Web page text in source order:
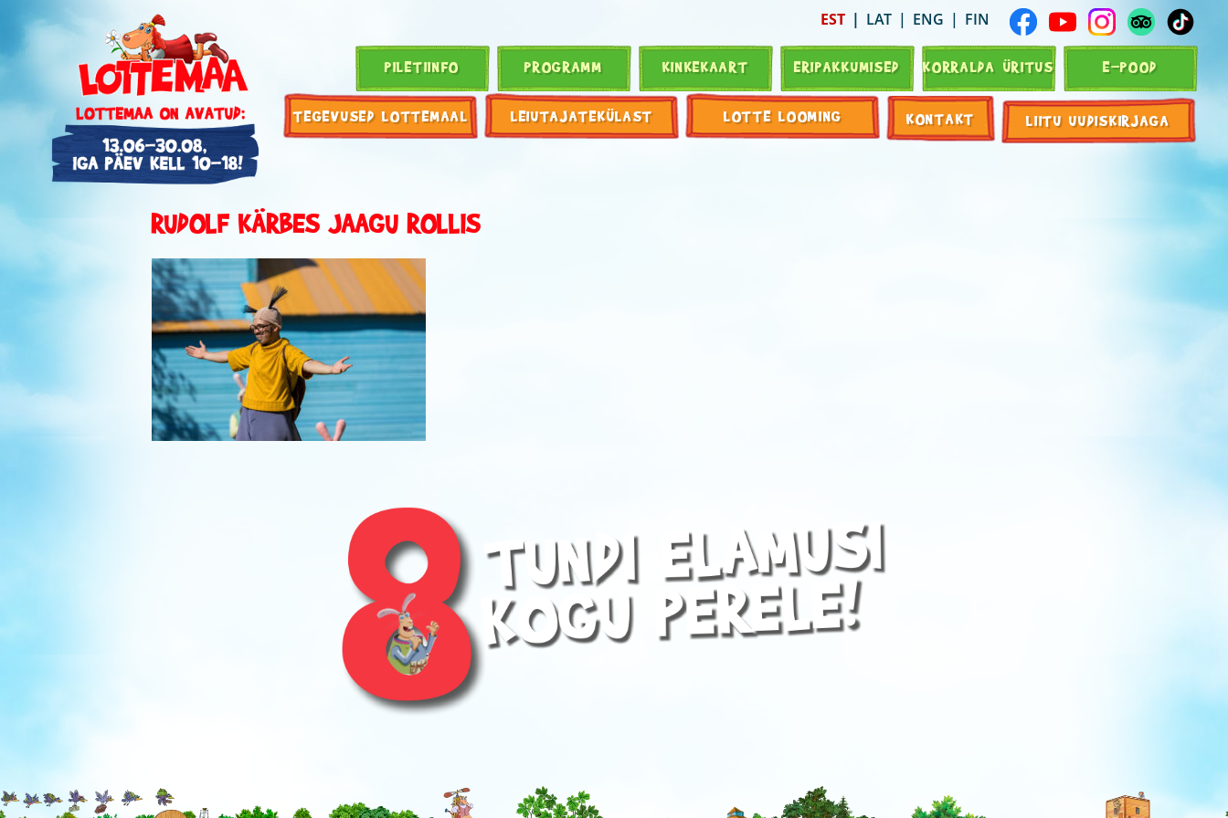
EST LAT ENG FIN
PILETIINFO PROGRAMM KINKEKAART ERIPAKKUMISED KORRALDA ÜRITUS E-POOD
TEGEVUSED LOTTEMAAL LEIUTAJATEKÜLAST LOTTE LOOMING KONTAKT LIITU UUDISKIRJAGA
RUDOLF KÄRBES JAAGU ROLLIS